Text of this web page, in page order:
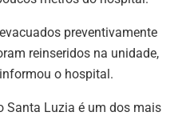
preventivamente
reinseridos na unidade,
o hospital.
Santa Luzia é um dos mais